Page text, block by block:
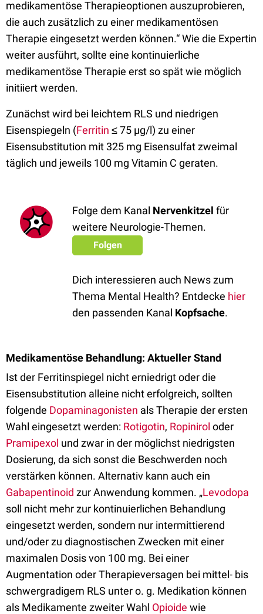
medikamentöse Therapieoptionen auszuprobieren,
die auch zusätzlich zu einer medikamentösen
Therapie eingesetzt werden können.“ Wie die Expertin
weiter ausführt, sollte eine kontinuierliche
medikamentöse Therapie erst so spät wie möglich
initiiert werden.
Zunächst wird bei leichtem RLS und niedrigen
Eisenspiegeln (Ferritin ≤ 75 µg/l) zu einer
Eisensubstitution mit 325 mg Eisensulfat zweimal
täglich und jeweils 100 mg Vitamin C geraten.
Folge dem Kanal Nervenkitzel für
weitere Neurologie-Themen.
Folgen
Dich interessieren auch News zum
Thema Mental Health? Entdecke hier
den passenden Kanal Kopfsache.
Medikamentöse Behandlung: Aktueller Stand
Ist der Ferritinspiegel nicht erniedrigt oder die
Eisensubstitution alleine nicht erfolgreich, sollten
folgende Dopaminagonisten als Therapie der ersten
Wahl eingesetzt werden: Rotigotin, Ropinirol oder
Pramipexol und zwar in der möglichst niedrigsten
Dosierung, da sich sonst die Beschwerden noch
verstärken können. Alternativ kann auch ein
Gabapentinoid zur Anwendung kommen. „Levodopa
soll nicht mehr zur kontinuierlichen Behandlung
eingesetzt werden, sondern nur intermittierend
und/oder zu diagnostischen Zwecken mit einer
maximalen Dosis von 100 mg. Bei einer
Augmentation oder Therapieversagen bei mittel- bis
schwergradigem RLS unter o. g. Medikation können
als Medikamente zweiter Wahl Opioide wie